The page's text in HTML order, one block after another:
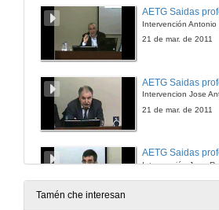
Intervención Antonio
21 de mar. de 2011
Intervencion Jose
21 de mar. de 2011
Intervención Juan
21 de mar. de 2011
Tamén che interesan